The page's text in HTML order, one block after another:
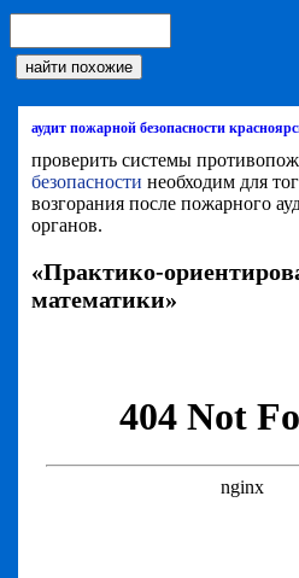
аудит пожарной безопасности
проверить системы
безопасности необходим для
возгорания после пожарного
органов.
«Практико-
математики»